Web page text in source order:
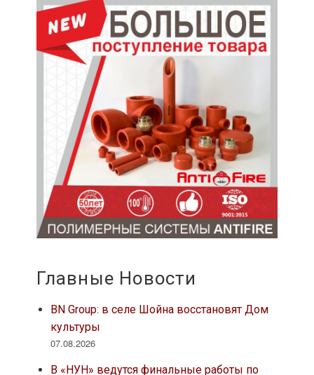
Главные Новости
BN Group: в селе Шойна восстановят Дом
культуры
07.08.2026
В «НУН» ведутся финальные работы по